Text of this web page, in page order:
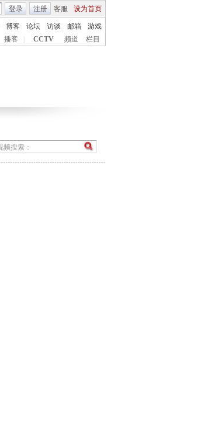
客服 设为首页
登录 注册
博客 论坛 访谈 邮箱
游戏
播客 CCTV 频道 栏目